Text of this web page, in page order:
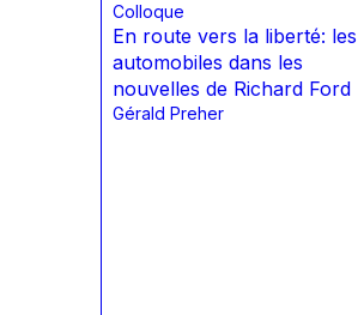
Colloque
En route vers la liberté: les
automobiles dans les
nouvelles de Richard Ford
Gérald Preher